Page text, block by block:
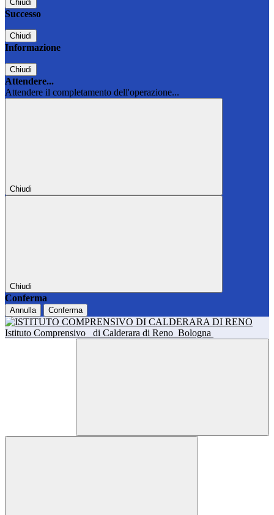
Chiudi
Successo
Chiudi
Informazione
Chiudi
Attendere...
Attendere il completamento dell'operazione...
Chiudi
Chiudi
Conferma
Annulla Conferma
Istituto Comprensivo di Calderara di Reno Bologna